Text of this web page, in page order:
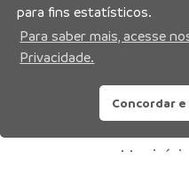
Prefeitura
para fins estatísticos.
Para saber mais, acesse
Privacidade.
Concordar